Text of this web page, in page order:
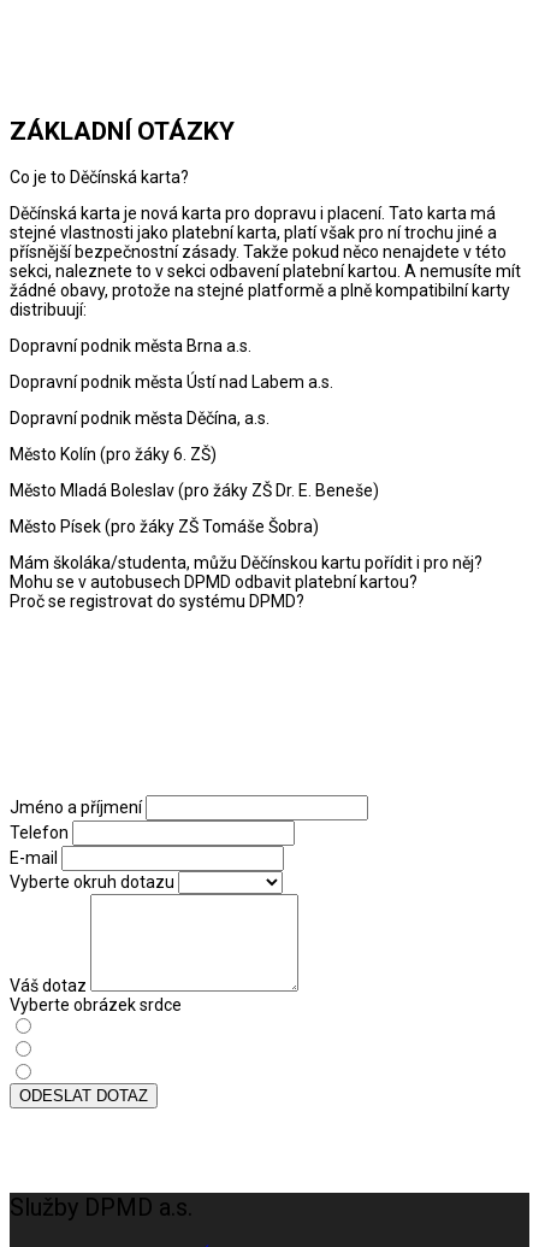
ZÁKLADNÍ OTÁZKY
Co je to Děčínská karta?
Děčínská karta je nová karta pro dopravu i placení. Tato karta má
stejné vlastnosti jako platební karta, platí však pro ní trochu jiné a
přísnější bezpečnostní zásady. Takže pokud něco nenajdete v této
sekci, naleznete to v sekci odbavení platební kartou. A nemusíte mít
žádné obavy, protože na stejné platformě a plně kompatibilní karty
distribuují:
Dopravní podnik města Brna a.s.
Dopravní podnik města Ústí nad Labem a.s.
Dopravní podnik města Děčína, a.s.
Město Kolín (pro žáky 6. ZŠ)
Město Mladá Boleslav (pro žáky ZŠ Dr. E. Beneše)
Město Písek (pro žáky ZŠ Tomáše Šobra)
Mám školáka/studenta, můžu Děčínskou kartu pořídit i pro něj?
Mohu se v autobusech DPMD odbavit platební kartou?
Proč se registrovat do systému DPMD?
Jméno a příjmení
Telefon
E-mail
Vyberte okruh dotazu
Váš dotaz
Vyberte obrázek srdce
ODESLAT DOTAZ
Služby DPMD a.s.